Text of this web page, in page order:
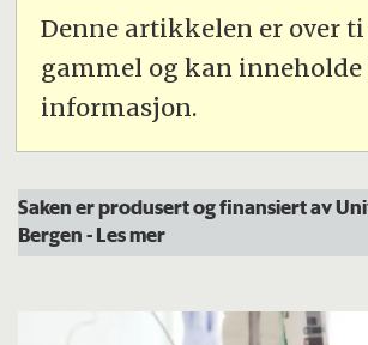
Denne artikkelen er over
gammel og kan
informasjon.
Saken er produsert og finansiert av
Bergen- Les mer